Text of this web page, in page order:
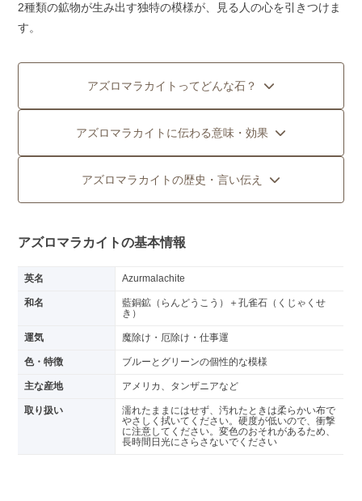
2種類の鉱物が生み出す独特の模様が、見る人の心を引きつけま
す。
アズロマラカイトってどんな石？
アズロマラカイトに伝わる意味・効果
アズロマラカイトの歴史・言い伝え
アズロマラカイトの基本情報
英名 Azurmalachite
和名
藍銅鉱（らんどうこう）＋孔雀石（くじゃくせ
き）
運気 魔除け・厄除け・仕事運
色・特徴 ブルーとグリーンの個性的な模様
主な産地 アメリカ、タンザニアなど
取り扱い
濡れたままにはせず、汚れたときは柔らかい布で
やさしく拭いてください。硬度が低いので、衝撃
に注意してください。変色のおそれがあるため、
長時間日光にさらさないでください